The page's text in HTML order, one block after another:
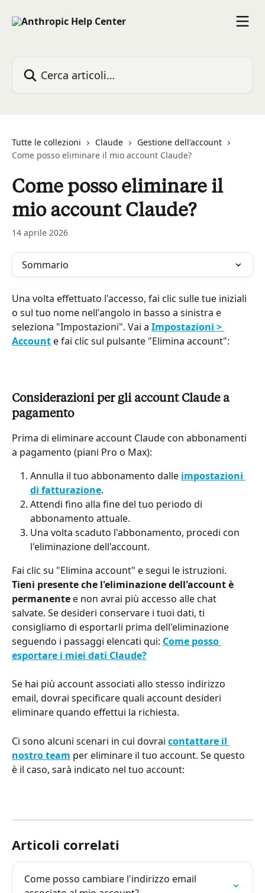
Tutte le collezioni Claude
Gestione dell'account
Come posso eliminare il mio account Claude?
Come posso eliminare il
mio account Claude?
14 aprile 2026
Sommario
Una volta effettuato l'accesso, fai clic sulle tue iniziali
o sul tuo nome nell'angolo in basso a sinistra e
seleziona "Impostazioni". Vai a Impostazioni >
Account e fai clic sul pulsante "Elimina account":
Considerazioni per gli account Claude a
pagamento
Prima di eliminare account Claude con abbonamenti
a pagamento (piani Pro o Max):
Annulla il tuo abbonamento dalle impostazioni
di fatturazione.
Attendi fino alla fine del tuo periodo di
abbonamento attuale.
Una volta scaduto l'abbonamento, procedi con
l'eliminazione dell'account.
Fai clic su "Elimina account" e segui le istruzioni.
Tieni presente che l'eliminazione dell'account è
permanente e non avrai più accesso alle chat
salvate. Se desideri conservare i tuoi dati, ti
consigliamo di esportarli prima dell'eliminazione
seguendo i passaggi elencati qui: Come posso
esportare i miei dati Claude?
Se hai più account associati allo stesso indirizzo
email, dovrai specificare quali account desideri
eliminare quando effettui la richiesta.
Ci sono alcuni scenari in cui dovrai contattare il
nostro team per eliminare il tuo account. Se questo
è il caso, sarà indicato nel tuo account:
Articoli correlati
Come posso cambiare l'indirizzo email